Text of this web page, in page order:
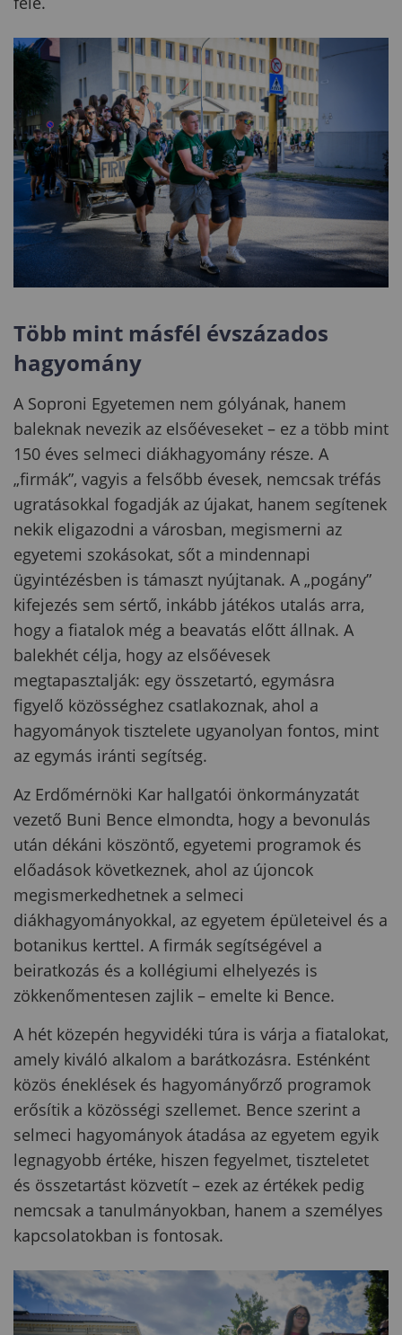
Több mint másfél évszázados
hagyomány
A Soproni Egyetemen nem gólyának, hanem
baleknak nevezik az elsőéveseket – ez a több mint
150 éves selmeci diákhagyomány része. A
„firmák”, vagyis a felsőbb évesek, nemcsak tréfás
ugratásokkal fogadják az újakat, hanem segítenek
nekik eligazodni a városban, megismerni az
egyetemi szokásokat, sőt a mindennapi
ügyintézésben is támaszt nyújtanak. A „pogány”
kifejezés sem sértő, inkább játékos utalás arra,
hogy a fiatalok még a beavatás előtt állnak. A
balekhét célja, hogy az elsőévesek
megtapasztalják: egy összetartó, egymásra
figyelő közösséghez csatlakoznak, ahol a
hagyományok tisztelete ugyanolyan fontos, mint
az egymás iránti segítség.
Az Erdőmérnöki Kar hallgatói önkormányzatát
vezető Buni Bence elmondta, hogy a bevonulás
után dékáni köszöntő, egyetemi programok és
előadások következnek, ahol az újoncok
megismerkedhetnek a selmeci
diákhagyományokkal, az egyetem épületeivel és a
botanikus kerttel. A firmák segítségével a
beiratkozás és a kollégiumi elhelyezés is
zökkenőmentesen zajlik – emelte ki Bence.
A hét közepén hegyvidéki túra is várja a fiatalokat,
amely kiváló alkalom a barátkozásra. Esténként
közös éneklések és hagyományőrző programok
erősítik a közösségi szellemet. Bence szerint a
selmeci hagyományok átadása az egyetem egyik
legnagyobb értéke, hiszen fegyelmet, tiszteletet
és összetartást közvetít – ezek az értékek pedig
nemcsak a tanulmányokban, hanem a személyes
kapcsolatokban is fontosak.